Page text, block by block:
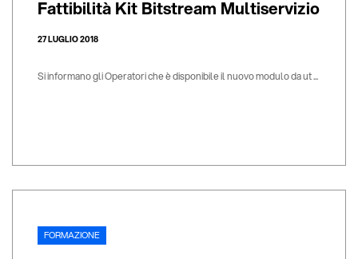
Fattibilità Kit Bitstream Multiservizio
27 LUGLIO 2018
Si informano gli Operatori che è disponibile il nuovo modulo da ut ...
FORMAZIONE